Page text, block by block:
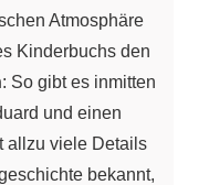
Atmosphäre
Kinderbuchs den
: So gibt es inmitten
und einen
allzu viele Details
bekannt,